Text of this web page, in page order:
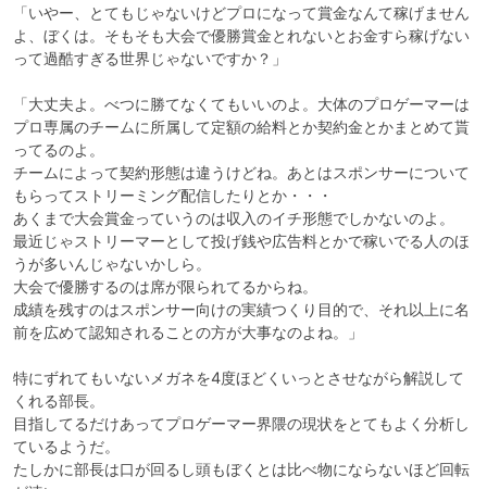
「いやー、とてもじゃないけどプロになって賞金なんて稼げません
よ、ぼくは。そもそも大会で優勝賞金とれないとお金すら稼げない
って過酷すぎる世界じゃないですか？」
「大丈夫よ。べつに勝てなくてもいいのよ。大体のプロゲーマーは
プロ専属のチームに所属して定額の給料とか契約金とかまとめて貰
ってるのよ。
チームによって契約形態は違うけどね。あとはスポンサーについて
もらってストリーミング配信したりとか・・・
あくまで大会賞金っていうのは収入のイチ形態でしかないのよ。
最近じゃストリーマーとして投げ銭や広告料とかで稼いでる人のほ
うが多いんじゃないかしら。
大会で優勝するのは席が限られてるからね。
成績を残すのはスポンサー向けの実績つくり目的で、それ以上に名
前を広めて認知されることの方が大事なのよね。」
特にずれてもいないメガネを4度ほどくいっとさせながら解説して
くれる部長。
目指してるだけあってプロゲーマー界隈の現状をとてもよく分析し
ているようだ。
たしかに部長は口が回るし頭もぼくとは比べ物にならないほど回転